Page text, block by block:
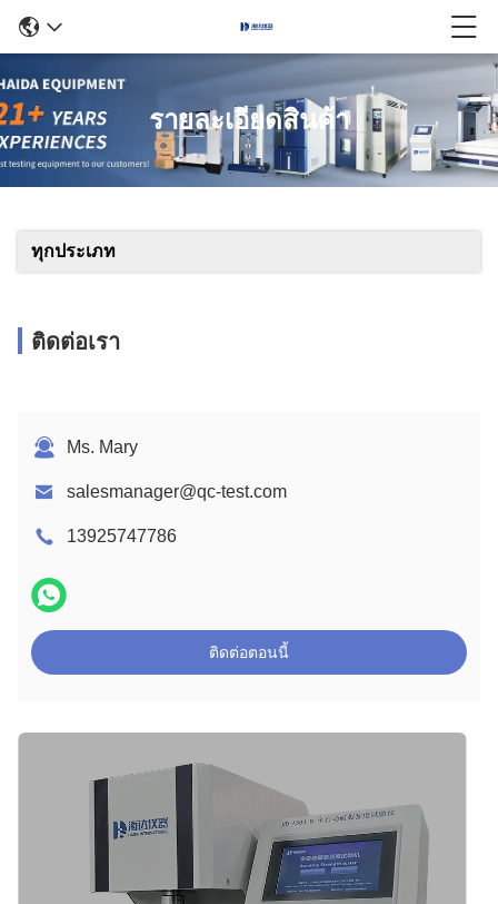
รายละเอียดสินค้า
ทุกประเภท
ติดต่อเรา
Ms. Mary
salesmanager@qc-test.com
13925747786
ติดต่อตอนนี้